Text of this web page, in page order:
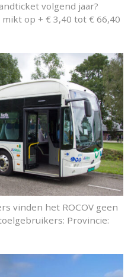
volgend jaar?
op + € 3,40 tot € 66,40
vinden het ROCOV geen
Provincie: